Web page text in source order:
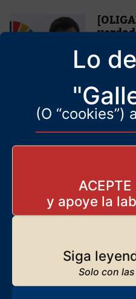
Lo
(O “cookies”)
Siga
Los
Las
16 de